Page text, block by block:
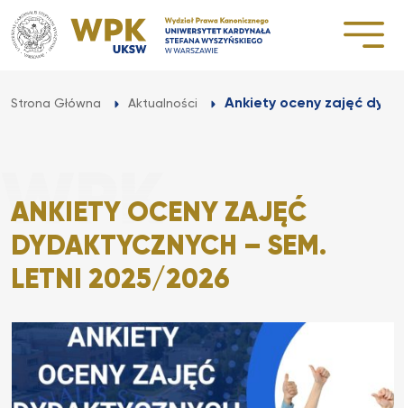
Przejdź
do
treści
Strona Główna Aktualności Ankiety oceny zajęć
ANKIETY OCENY ZAJĘĆ
DYDAKTYCZNYCH – SEM.
LETNI 2025/2026